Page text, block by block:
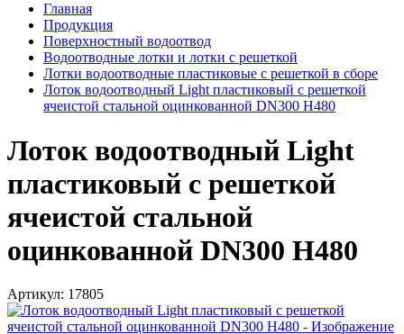
Главная
Продукция
Поверхностный водоотвод
Водоотводные лотки и лотки с решеткой
Лотки водоотводные пластиковые с решеткой в сборе
Лоток водоотводный Light пластиковый c решеткой
ячеистой стальной оцинкованной DN300 H480
Лоток водоотводный Light
пластиковый c решеткой
ячеистой стальной
оцинкованной DN300 H480
Артикул: 17805